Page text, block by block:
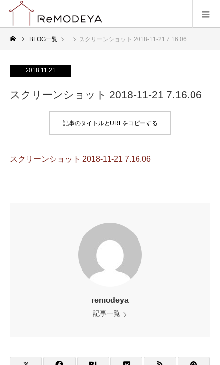
BLOG一覧 スクリーンショット 2018-11-21 7.16.06
2018.11.21
スクリーンショット 2018-11-21 7.16.06
記事のタイトルとURLをコピーする
スクリーンショット 2018-11-21 7.16.06
remodeya
記事一覧